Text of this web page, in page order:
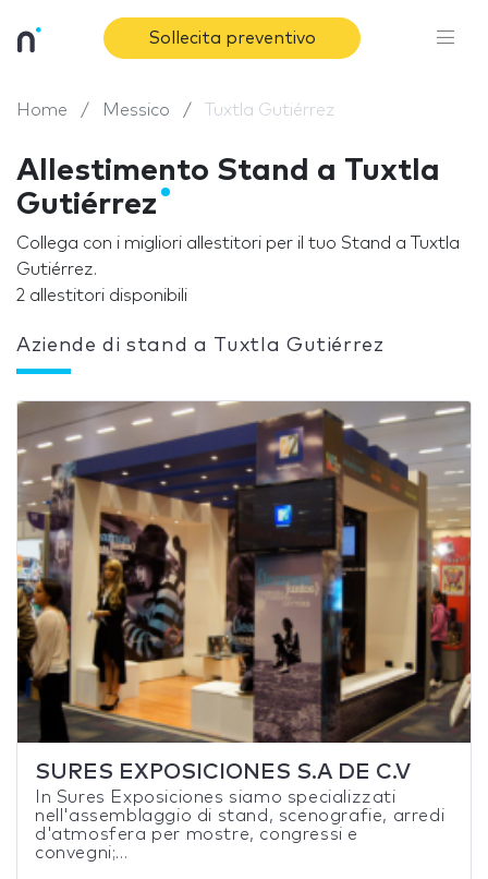
Sollecita preventivo
Home Messico Tuxtla Gutiérrez
Allestimento Stand a Tuxtla
Gutiérrez
Collega con i migliori allestitori per il tuo Stand a Tuxtla
Gutiérrez.
2 allestitori disponibili
Aziende di stand a Tuxtla Gutiérrez
SURES EXPOSICIONES S.A DE C.V
In Sures Exposiciones siamo specializzati
nell'assemblaggio di stand, scenografie, arredi
d'atmosfera per mostre, congressi e
convegni;...